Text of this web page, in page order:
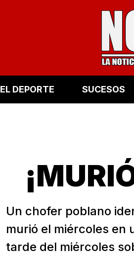
EL DEPORTE SUCESOS
Un chofer poblano
murió el miércoles
tarde del miércoles